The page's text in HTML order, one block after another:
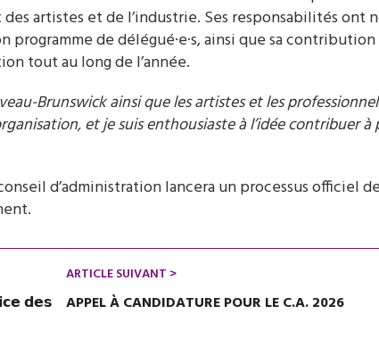
artistes et de l’industrie. Ses responsabilités ont
de délégué·e·s, ainsi que sa
tout au long de l’année.
Brunswick ainsi que les artistes et les
et je suis enthousiaste à l’idée contribuer à
d’administration lancera un processus officiel
𝗱𝗲𝘀
ARTICLE SUIVANT >
APPEL À CANDIDATURE POUR LE C.A. 2026